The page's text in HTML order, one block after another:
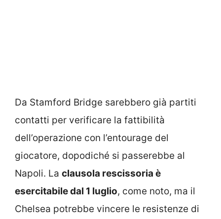
Da Stamford Bridge sarebbero già partiti
contatti per verificare la fattibilità
dell’operazione con l’entourage del
giocatore, dopodiché si passerebbe al
Napoli. La clausola rescissoria è
esercitabile dal 1 luglio, come noto, ma il
Chelsea potrebbe vincere le resistenze di